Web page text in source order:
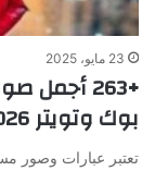
23 مايو، 2025
+263
بوك وتويتر 2026
تعتبر عبارات وصور